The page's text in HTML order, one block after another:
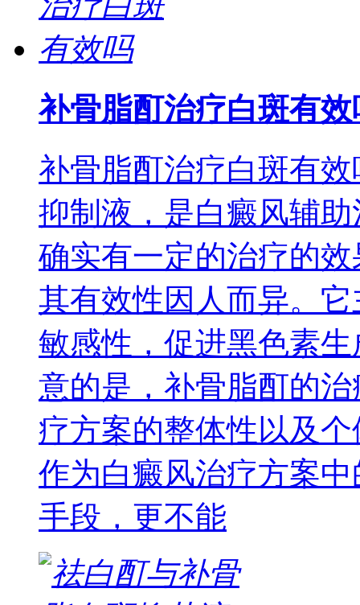
补骨脂酊治疗白斑有效
补骨脂酊治疗白斑有
抑制液，是白癜风辅
确实有一定的治疗的
其有效性因人而异。
敏感性，促进黑色素
意的是，补骨脂酊的
疗方案的整体性以及
作为白癜风治疗方案
手段，更不能